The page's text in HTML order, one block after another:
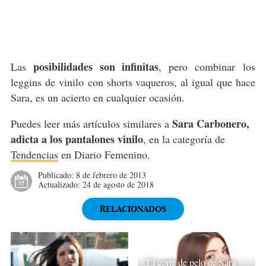
Las posibilidades son infinitas, pero combinar los
leggins de vinilo con shorts vaqueros, al igual que hace
Sara, es un acierto en cualquier ocasión.
Puedes leer más artículos similares a Sara Carbonero,
adicta a los pantalones vinilo, en la categoría de
Tendenciasen Diario Femenino.
Publicado: 8 de febrero de 2013
Actualizado: 24 de agosto de 2018
RELACIONADOS
El corte de pelo de Sara